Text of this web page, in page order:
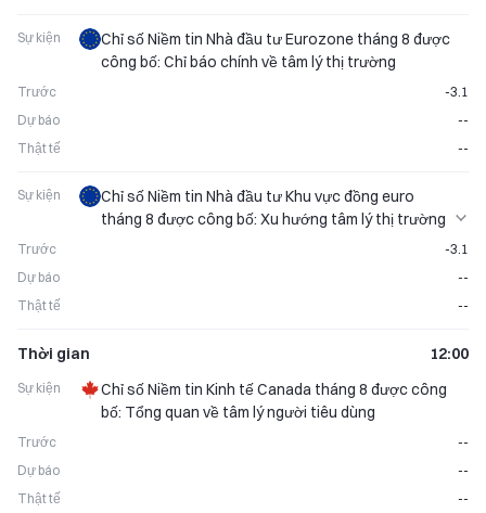
Sự kiện
Chỉ số Niềm tin Nhà đầu tư Eurozone tháng 8 được
công bố: Chỉ báo chính về tâm lý thị trường
Trước
-3.1
Dự báo
--
Thật tế
--
Sự kiện
Chỉ số Niềm tin Nhà đầu tư Khu vực đồng euro
tháng 8 được công bố: Xu hướng tâm lý thị trường
Trước
-3.1
Dự báo
--
Thật tế
--
Thời gian 12:00
Sự kiện
Chỉ số Niềm tin Kinh tế Canada tháng 8 được công
bố: Tổng quan về tâm lý người tiêu dùng
Trước
--
Dự báo
--
Thật tế
--